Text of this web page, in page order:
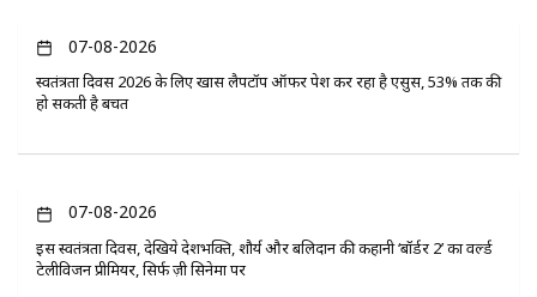
07-08-2026
स्वतंत्रता दिवस 2026 के लिए खास लैपटॉप ऑफर पेश कर रहा है एसुस, 53% तक की
हो सकती है बचत
07-08-2026
इस स्वतंत्रता दिवस, देखिये देशभक्ति, शौर्य और बलिदान की कहानी ‘बॉर्डर 2’ का वर्ल्ड
टेलीविजन प्रीमियर, सिर्फ ज़ी सिनेमा पर